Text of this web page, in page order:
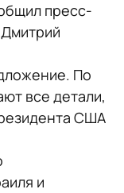
пресс-
По
все детали,
США
и